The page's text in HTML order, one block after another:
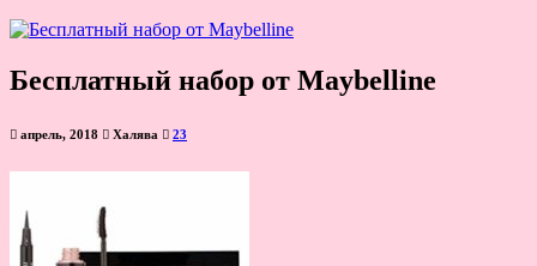
Бесплатный набор от Maybelline
апрель, 2018 Халява 23